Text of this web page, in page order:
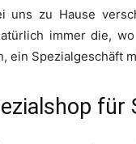
uns zu Hause
immer die,
ein Spezialgeschäft